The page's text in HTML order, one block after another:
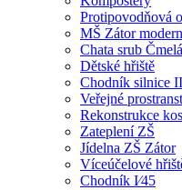
Protipovodňová
MŠ Zátor
Chata srub
Dětské hřiště
Chodník silnice
Veřejné
Rekonstrukce
Zateplení ZŠ
Jídelna ZŠ Zátor
Víceúčelové
Chodník I⁄45